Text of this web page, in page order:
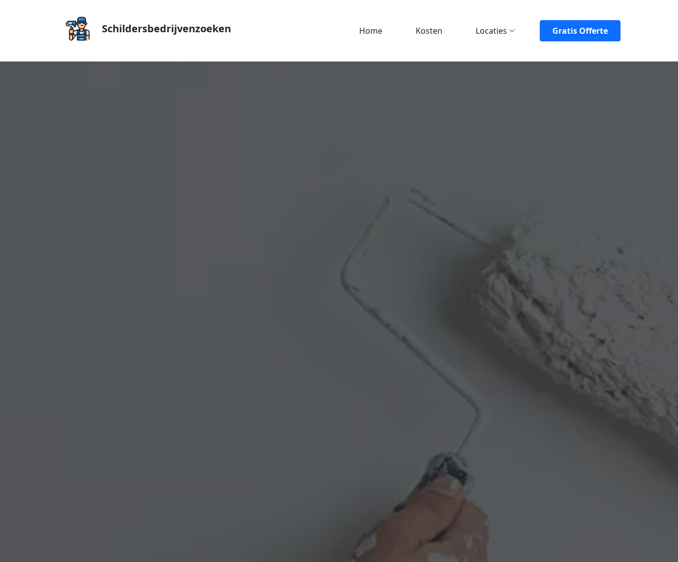
Schildersbedrijvenzoeken Home Kosten Locaties Gratis Offerte